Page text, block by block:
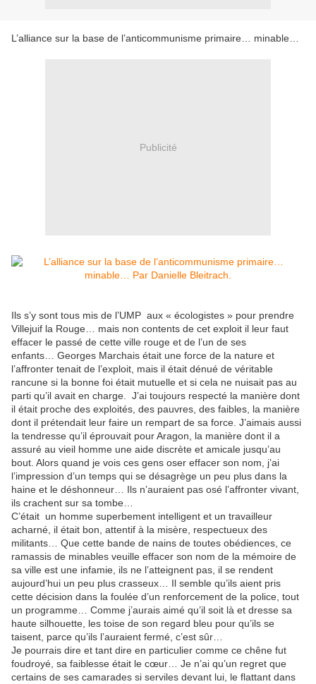
L’alliance sur la base de l’anticommunisme primaire… minable…
Publicité
Ils s’y sont tous mis de l’UMP aux « écologistes » pour prendre
Villejuif la Rouge… mais non contents de cet exploit il leur faut
effacer le passé de cette ville rouge et de l’un de ses
enfants… Georges Marchais était une force de la nature et
l’affronter tenait de l’exploit, mais il était dénué de véritable
rancune si la bonne foi était mutuelle et si cela ne nuisait pas au
parti qu’il avait en charge. J’ai toujours respecté la manière dont
il était proche des exploités, des pauvres, des faibles, la manière
dont il prétendait leur faire un rempart de sa force. J’aimais aussi
la tendresse qu’il éprouvait pour Aragon, la manière dont il a
assuré au vieil homme une aide discrète et amicale jusqu’au
bout. Alors quand je vois ces gens oser effacer son nom, j’ai
l’impression d’un temps qui se désagrège un peu plus dans la
haine et le déshonneur… Ils n’auraient pas osé l’affronter vivant,
ils crachent sur sa tombe…
C’était un homme superbement intelligent et un travailleur
acharné, il était bon, attentif à la misère, respectueux des
militants… Que cette bande de nains de toutes obédiences, ce
ramassis de minables veuille effacer son nom de la mémoire de
sa ville est une infamie, ils ne l’atteignent pas, il se rendent
aujourd’hui un peu plus crasseux… Il semble qu’ils aient pris
cette décision dans la foulée d’un renforcement de la police, tout
un programme… Comme j’aurais aimé qu’il soit là et dresse sa
haute silhouette, les toise de son regard bleu pour qu’ils se
taisent, parce qu’ils l’auraient fermé, c’est sûr…
Je pourrais dire et tant dire en particulier comme ce chêne fut
foudroyé, sa faiblesse était le cœur… Je n’ai qu’un regret que
certains de ses camarades si serviles devant lui, le flattant dans